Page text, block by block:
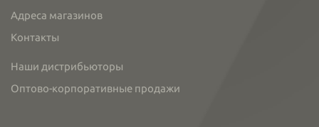
Адреса магазинов
Контакты
Наши дистрибьюторы
Оптово-корпоративные продажи